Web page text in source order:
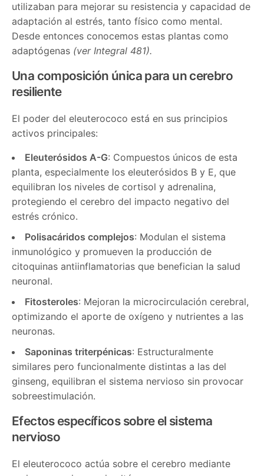
utilizaban para mejorar su resistencia y capacidad de
adaptación al estrés, tanto físico como mental.
Desde entonces conocemos estas plantas como
adaptógenas (ver Integral 481).
Una composición única para un cerebro
resiliente
El poder del eleuterococo está en sus principios
activos principales:
Eleuterósidos A-G: Compuestos únicos de esta
planta, especialmente los eleuterósidos B y E, que
equilibran los niveles de cortisol y adrenalina,
protegiendo el cerebro del impacto negativo del
estrés crónico.
Polisacáridos complejos: Modulan el sistema
inmunológico y promueven la producción de
citoquinas antiinflamatorias que benefician la salud
neuronal.
Fitosteroles: Mejoran la microcirculación cerebral,
optimizando el aporte de oxígeno y nutrientes a las
neuronas.
Saponinas triterpénicas: Estructuralmente
similares pero funcionalmente distintas a las del
ginseng, equilibran el sistema nervioso sin provocar
sobreestimulación.
Efectos específicos sobre el sistema
nervioso
El eleuterococo actúa sobre el cerebro mediante